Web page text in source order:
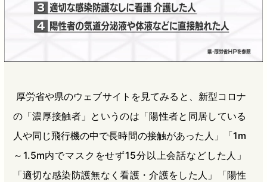
厚労省や県のウェブサイトを見てみると、新型コロナ
の「濃厚接触者」というのは「陽性者と同居している
人や同じ飛行機の中で長時間の接触があった人」「1m
～1.5m内でマスクをせず15分以上会話などした人」
「適切な感染防護無なく看護・介護をした人」「陽性